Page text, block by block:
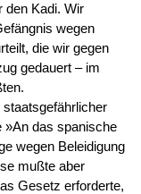
den Kadi. Wir
wegen
die wir gegen
gedauert – im
»An das spanische
wegen Beleidigung
mußte aber
Gesetz erforderte,